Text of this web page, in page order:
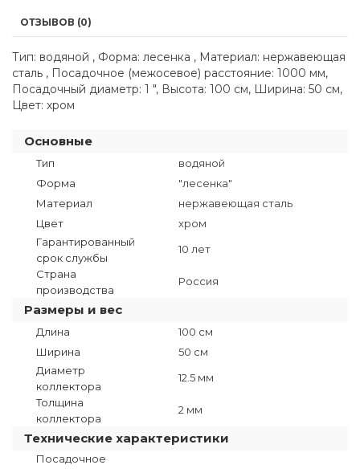
ОТЗЫВОВ (0)
Тип: водяной , Форма: лесенка , Материал: нержавеющая
сталь , Посадочное (межосевое) расстояние: 1000 мм,
Посадочный диаметр: 1 ", Высота: 100 см, Ширина: 50 см,
Цвет: хром
Основные
Тип
водяной
Форма
"лесенка"
Материал
нержавеющая сталь
Цвет
хром
Гарантированный
срок службы
10 лет
Страна
производства
Россия
Размеры и вес
Длина
100 см
Ширина
50 см
Диаметр
коллектора
12.5 мм
Толщина
коллектора
2 мм
Технические характеристики
Посадочное